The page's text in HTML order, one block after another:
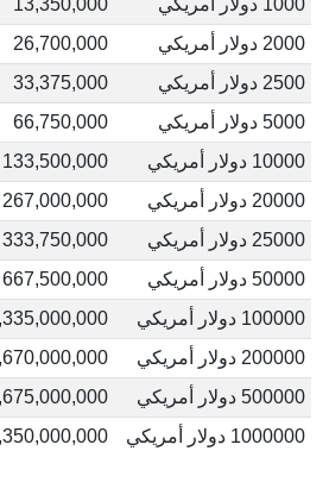
2000 دولار أمريكي
26,700,000
2500 دولار أمريكي
33,375,000
5000 دولار أمريكي
66,750,000
10000 دولار أمريكي
133,500,000
20000 دولار أمريكي
267,000,000
25000 دولار أمريكي
333,750,000
50000 دولار أمريكي
667,500,000
100000 دولار أمريكي
200000 دولار أمريكي
500000 دولار أمريكي
1000000 دولار أمريكي